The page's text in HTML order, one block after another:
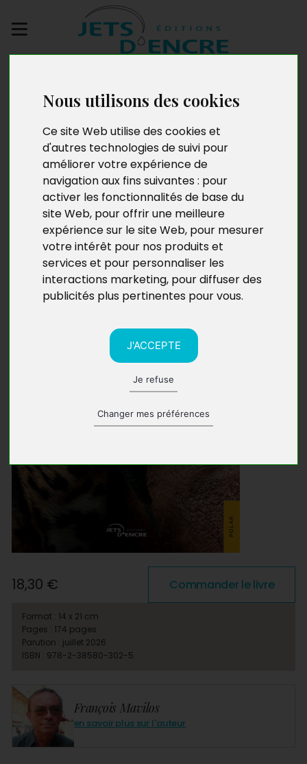
Nous utilisons des cookies
Ce site Web utilise des cookies et
d'autres technologies de suivi pour
améliorer votre expérience de
navigation aux fins suivantes : pour
activer les fonctionnalités de base du
site Web, pour offrir une meilleure
expérience sur le site Web, pour mesurer
votre intérêt pour nos produits et
services et pour personnaliser les
interactions marketing, pour diffuser des
publicités plus pertinentes pour vous.
J'ACCEPTE
Je refuse
Changer mes préférences
Adyayéno, si on ne le
voit pas
François Mavilos
en savoir plus sur l'auteur
18,30 € Commander le livre
Format : 14 x 21 cm
Pages : 174 pages
Parution : juillet 2026
ISBN : 978-2-38580-302-5